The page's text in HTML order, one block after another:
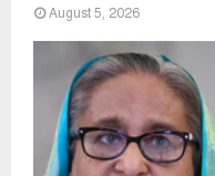
August 5, 2026